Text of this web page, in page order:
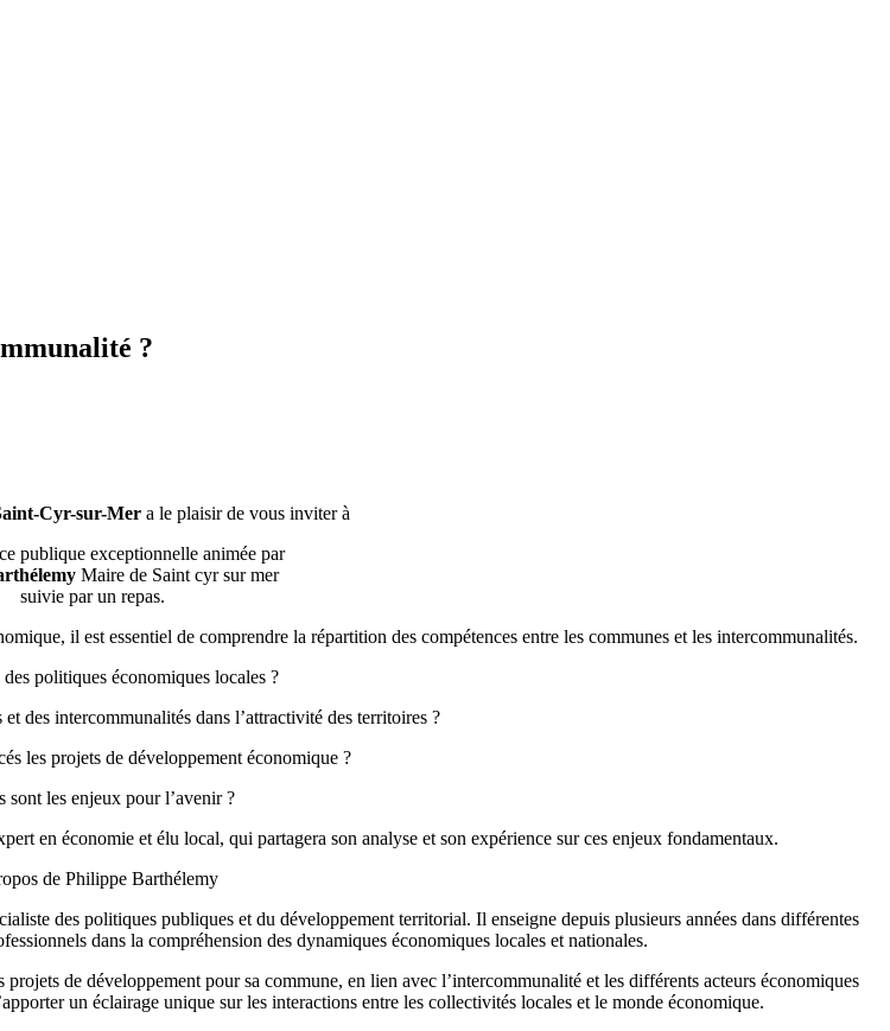
?
Cyr-sur-Mera le plaisir de vous inviter à
publique exceptionnelle animée par
Maire de Saint cyr sur mer
suivie par un repas.
il est essentiel de comprendre la répartition des compétences entre les communes et les intercommunalités.
politiques économiques locales ?
des intercommunalités dans l’attractivité des territoires ?
les projets de développement économique ?
sont les enjeux pour l’avenir ?
en économie et élu local, qui partagera son analyse et son expérience sur ces enjeux fondamentaux.
de Philippe Barthélemy
des politiques publiques et du développement territorial. Il enseigne depuis plusieurs années dans différentes
dans la compréhension des dynamiques économiques locales et nationales.
de développement pour sa commune, en lien avec l’intercommunalité et les différents acteurs économiques
un éclairage unique sur les interactions entre les collectivités locales et le monde économique.